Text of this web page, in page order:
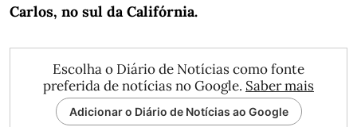
Carlos, no sul da Califórnia.
Escolha o Diário de Notícias como fonte
preferida de notícias no Google. Saber mais
Adicionar o Diário de Notícias ao Google